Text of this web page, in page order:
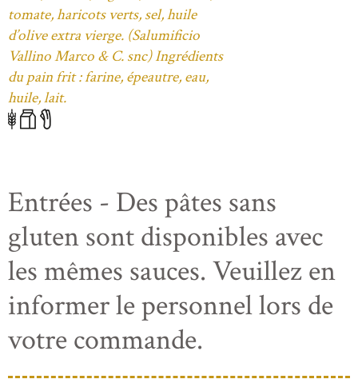
tomate, haricots verts, sel, huile
d’olive extra vierge. (Salumificio
Vallino Marco & C. snc) Ingrédients
du pain frit : farine, épeautre, eau,
huile, lait.
Entrées - Des pâtes sans
gluten sont disponibles avec
les mêmes sauces. Veuillez en
informer le personnel lors de
votre commande.